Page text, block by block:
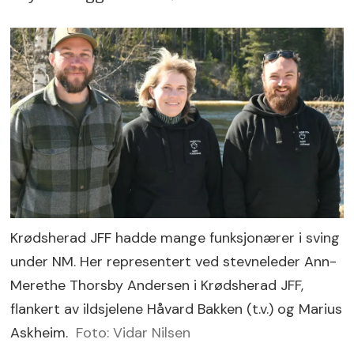
Krødsherad JFF hadde mange funksjonærer i sving
under NM. Her representert ved stevneleder Ann-
Merethe Thorsby Andersen i Krødsherad JFF,
flankert av ildsjelene Håvard Bakken (t.v.) og Marius
Askheim. Foto: Vidar Nilsen